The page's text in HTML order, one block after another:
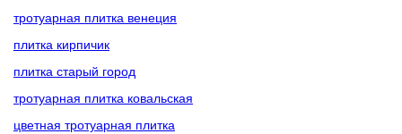
тротуарная плитка венеция
плитка кирпичик
плитка старый город
тротуарная плитка ковальская
цветная тротуарная плитка